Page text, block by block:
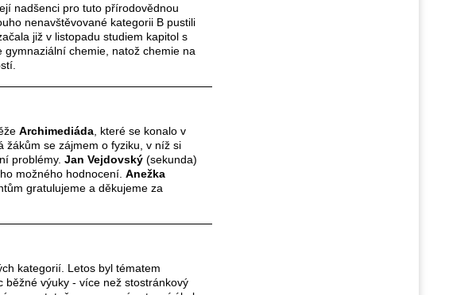
nadšenci pro tuto přírodovědnou
nenavštěvované kategorii B pustili
již v listopadu studiem kapitol s
chemie, natož chemie na
Archimediáda , které se konalo v
žákům se zájmem o fyziku, v níž si
problémy. Jan Vejdovský (sekunda)
možného hodnocení. Anežka
gratulujeme a děkujeme za
kategorií. Letos byl tématem
běžné výuky - více než stostránkový